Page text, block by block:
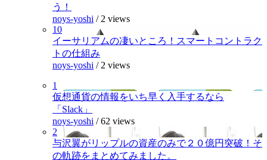
う！
noys-yoshi / 2 views
10
イーサリアムの凄いところ！スマートコントラク
トの仕組み
noys-yoshi / 2 views
1
仮想通貨の情報をいち早く入手するなら
「Slack」
noys-yoshi /62 views
2
与沢翼がリップルの資産のみで２０億円突破！そ
の軌跡をまとめてみました。